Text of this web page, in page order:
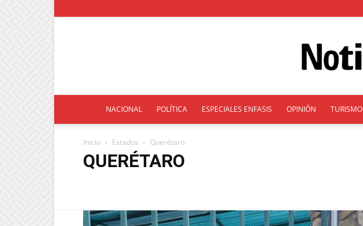
NACIONAL POLÍTICA ESPECIALES ENFASIS OPINIÓN TURISMO
Inicio Estados Querétaro
QUERÉTARO
Sinaloa
Tabasco Tamaulipas Veracruz Yucatán Zacatecas